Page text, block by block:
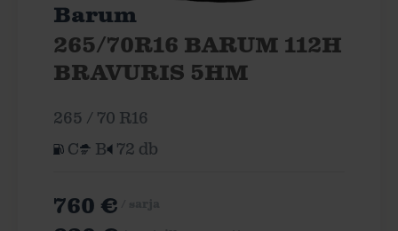
Barum
265/70R16 BARUM 112H
BRAVURIS 5HM
265 / 70 R16
C
B 72 db
760 €